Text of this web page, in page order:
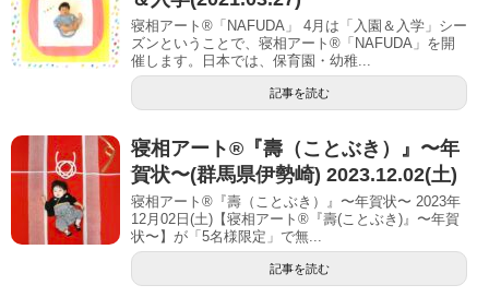
寝相アート®「NAFUDA」 4月は「入園＆入学」シー
ズンということで、寝相アート®「NAFUDA」を開
催します。日本では、保育園・幼稚...
記事を読む
寝相アート®︎『壽（ことぶき）』〜年
賀状〜(群馬県伊勢崎) 2023.12.02(土)
寝相アート®『壽（ことぶき）』〜年賀状〜 2023年
12月02日(土)【寝相アート®︎『壽(ことぶき)』〜年賀
状〜】が「5名様限定」で無...
記事を読む